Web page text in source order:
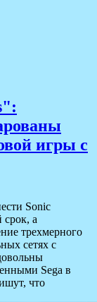
игры с
Sonic
срок, а
трехмерного
сетях с
Sega в
что